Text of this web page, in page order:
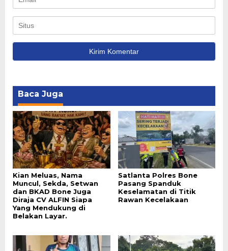
Baca Juga
Kian Meluas, Nama
Muncul, Sekda, Setwan
dan BKAD Bone Juga
Diraja CV ALFIN Siapa
Yang Mendukung di
Belakan Layar.
Satlanta Polres Bone
Pasang Spanduk
Keselamatan di Titik
Rawan Kecelakaan